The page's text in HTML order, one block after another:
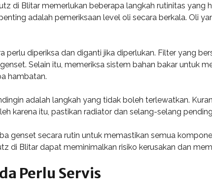
di Blitar memerlukan beberapa langkah rutinitas
adalah pemeriksaan level oli secara berkala. Oli
perlu diperiksa dan diganti jika diperlukan. Filter yang
Selain itu, memeriksa sistem bahan bakar untuk
hambatan.
adalah langkah yang tidak boleh terlewatkan.
karena itu, pastikan radiator dan selang-selang
genset secara rutin untuk memastikan semua
di Blitar dapat meminimalkan risiko kerusakan dan
Perlu Servis